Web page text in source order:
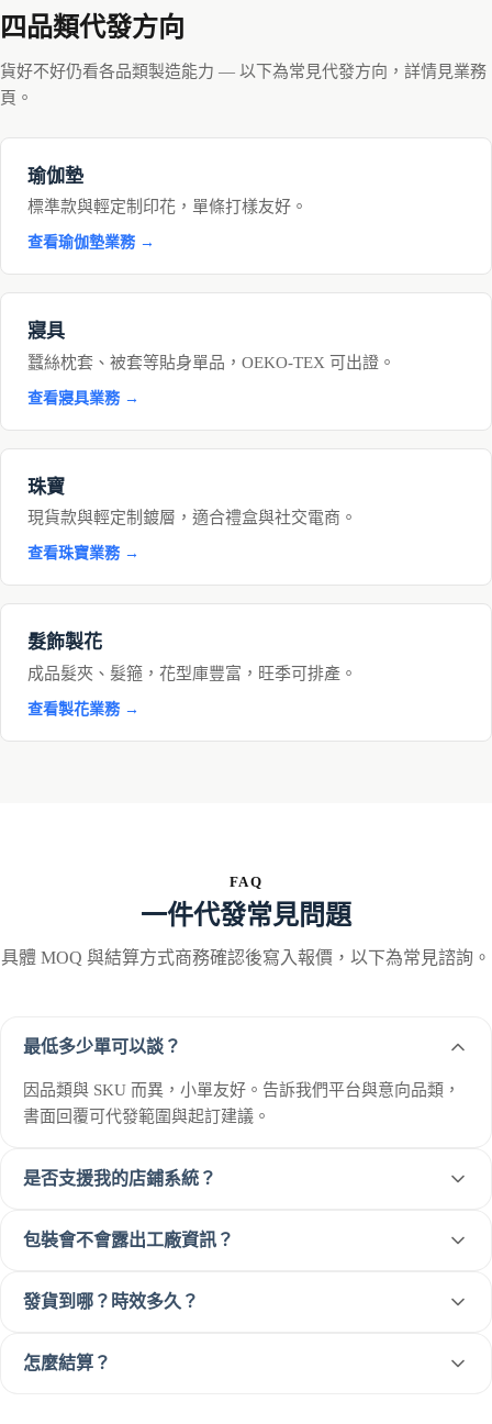
四品類代發方向
貨好不好仍看各品類製造能力 — 以下為常見代發方向，詳情見業務
頁。
瑜伽墊
標準款與輕定制印花，單條打樣友好。
查看瑜伽墊業務 →
寢具
蠶絲枕套、被套等貼身單品，OEKO-TEX 可出證。
查看寢具業務 →
珠寶
現貨款與輕定制鍍層，適合禮盒與社交電商。
查看珠寶業務 →
髮飾製花
成品髮夾、髮箍，花型庫豐富，旺季可排產。
查看製花業務 →
FAQ
一件代發常見問題
具體 MOQ 與結算方式商務確認後寫入報價，以下為常見諮詢。
最低多少單可以談？
因品類與 SKU 而異，小單友好。告訴我們平台與意向品類，
書面回覆可代發範圍與起訂建議。
是否支援我的店鋪系統？
包裝會不會露出工廠資訊？
發貨到哪？時效多久？
怎麼結算？